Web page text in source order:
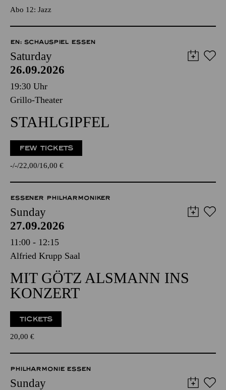
Abo 12: Jazz
EN: SCHAUSPIEL ESSEN
Saturday
26.09.2026
19:30 Uhr
Grillo-Theater
STAHLGIPFEL
FEW TICKETS
- - 22,00 16,00 €
ESSENER PHILHARMONIKER
Sunday
27.09.2026
11:00 - 12:15
Alfried Krupp Saal
MIT GÖTZ ALSMANN INS
KONZERT
TICKETS
20,00 €
PHILHARMONIE ESSEN
Sunday